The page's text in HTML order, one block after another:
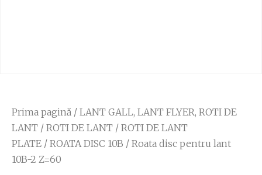
Prima pagină / LANT GALL, LANT FLYER, ROTI DE
LANT / ROTI DE LANT / ROTI DE LANT
PLATE / ROATA DISC 10B / Roata disc pentru lant
10B-2 Z=60